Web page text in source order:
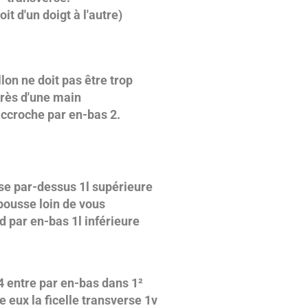
d'un doigt à l'autre)
ne doit pas être trop
d'une main
par en-bas 2.
par-dessus 1l supérieure
loin de vous
par en-bas 1l inférieure
entre par en-bas dans 1²
eux la ficelle transverse 1v